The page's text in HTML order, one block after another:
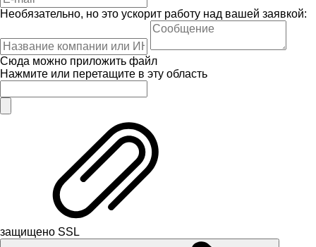
Необязательно, но это ускорит работу над вашей заявкой:
Сюда можно приложить файл
Нажмите или перетащите в эту область
защищено SSL